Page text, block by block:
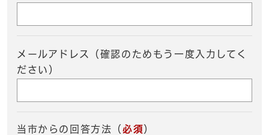
メールアドレス（確認のためもう一度入力してく
ださい）
当市からの回答方法 （ 必須）